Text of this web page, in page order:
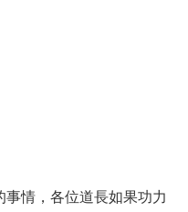
情，各位道長如果功力